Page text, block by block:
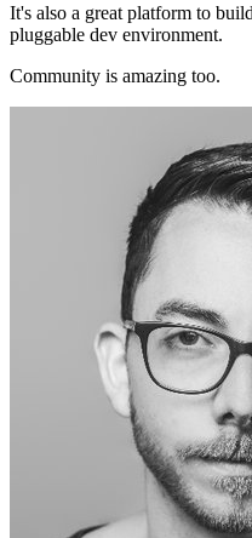
It's also a great platform to
pluggable dev environment.
Community is amazing too.